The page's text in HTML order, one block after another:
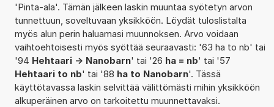
'Pinta-ala'. Tämän jälkeen laskin muuntaa syötetyn arvon
tunnettuun, soveltuvaan yksikköön. Löydät tuloslistalta
myös alun perin haluamasi muunnoksen. Arvo voidaan
vaihtoehtoisesti myös syöttää seuraavasti: '63 ha to nb' tai
'94 Hehtaari -> Nanobarn' tai '26 ha = nb' tai '57
Hehtaari to nb' tai '88 ha to Nanobarn'. Tässä
käyttötavassa laskin selvittää välittömästi mihin yksikköön
alkuperäinen arvo on tarkoitettu muunnettavaksi.